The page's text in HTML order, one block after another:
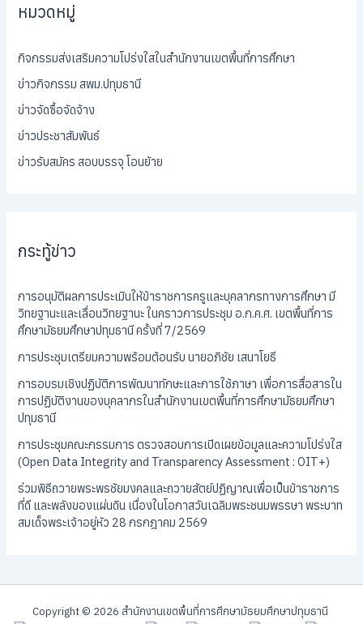
หมวดหมู่
กิจกรรมส่งเสริมความโปร่งใสในสำนักงานเขตพื้นที่การศึกษา
ข่าวกิจกรรม สพม.ปทุมธานี
ข่าวจัดซื้อจัดจ้าง
ข่าวประชาสัมพันธ์
ข่าวรับสมัคร สอบบรรจุ โอนย้าย
กระทู้ข่าว
การอนุมัติผลการประเมินให้ข้าราชการครูและบุคลากรทางการศึกษา มี
วิทยฐานะและเลื่อนวิทยฐานะ ในคราวการประชุม อ.ก.ค.ศ. เขตพื้นที่การ
ศึกษามัธยมศึกษาปทุมธานี ครั้งที่ 7/2569
การประชุมเตรียมความพร้อมต้อนรับ นายอภิชัย เสนาโยธี
การอบรมเชิงปฏิบัติการพัฒนาทักษะและการใช้ภาษา เพื่อการสื่อสารใน
การปฏิบัติงานของบุคลากรในสำนักงานเขตพื้นที่การศึกษามัธยมศึกษา
ปทุมธานี
การประชุมคณะกรรมการ ตรวจสอบการเปิดเผยข้อมูลและความโปร่งใส
(Open Data Integrity and Transparency Assessment : OIT+)
ร่วมพิธีถวายพระพรชัยมงคลและถวายสัตย์ปฏิญาณเพื่อเป็นข้าราชการ
ที่ดี และพลังของแผ่นดิน เนื่องในโอกาสวันเฉลิมพระชนมพรรษา พระบาท
สมเด็จพระเจ้าอยู่หัว 28 กรกฎาคม 2569
Copyright © 2026 สํานักงานเขตพื้นที่การศึกษามัธยมศึกษาปทุมธานี